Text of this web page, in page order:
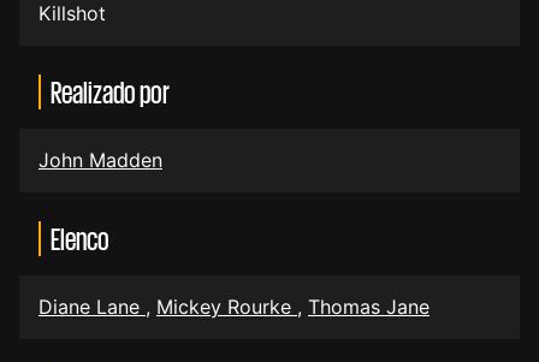
Killshot
Realizado por
John Madden
Elenco
Diane Lane , Mickey Rourke , Thomas Jane